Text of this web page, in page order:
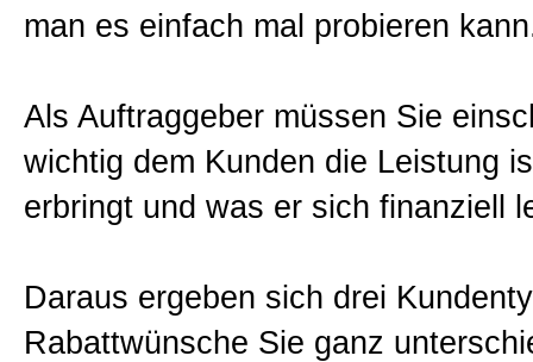
man es einfach mal probieren
Als Auftraggeber müssen Sie
wichtig dem Kunden die Leistung
erbringt und was er sich finanziell
Daraus ergeben sich drei
Rabattwünsche Sie ganz